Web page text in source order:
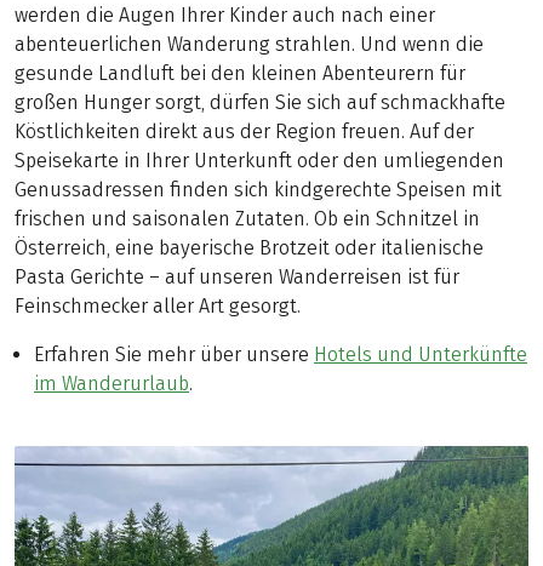
werden die Augen Ihrer Kinder auch nach einer
abenteuerlichen Wanderung strahlen. Und wenn die
gesunde Landluft bei den kleinen Abenteurern für
großen Hunger sorgt, dürfen Sie sich auf schmackhafte
Köstlichkeiten direkt aus der Region freuen. Auf der
Speisekarte in Ihrer Unterkunft oder den umliegenden
Genussadressen finden sich kindgerechte Speisen mit
frischen und saisonalen Zutaten. Ob ein Schnitzel in
Österreich, eine bayerische Brotzeit oder italienische
Pasta Gerichte – auf unseren Wanderreisen ist für
Feinschmecker aller Art gesorgt.
Erfahren Sie mehr über unsere Hotels und Unterkünfte
im Wanderurlaub.